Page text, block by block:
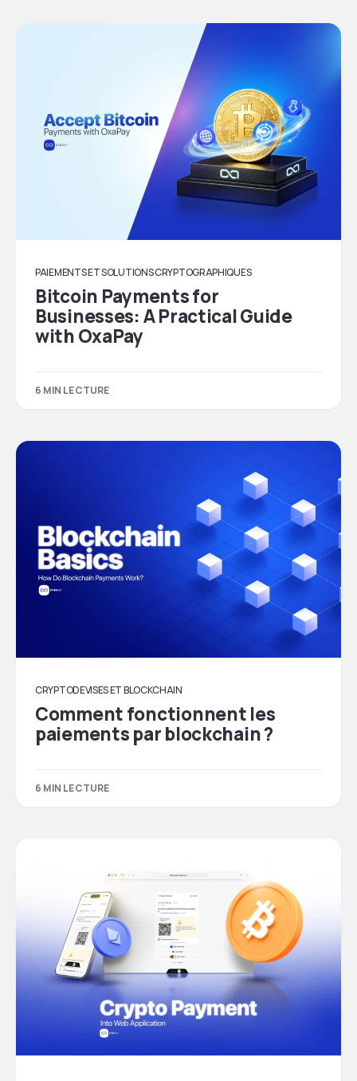
PAIEMENTS ET SOLUTIONS CRYPTOGRAPHIQUES
Bitcoin Payments for
Businesses: A Practical Guide
with OxaPay
6 MIN LECTURE
CRYPTODEVISES ET BLOCKCHAIN
Comment fonctionnent les
paiements par blockchain ?
6 MIN LECTURE